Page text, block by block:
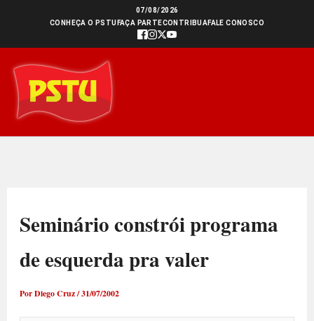
conteúdo
07/08/2026
CONHEÇA O PSTU FAÇA PARTECONTRIBUAFALE CONOSCO
Seminário constrói programa
de esquerda pra valer
PorDiego Cruz/31/07/2002